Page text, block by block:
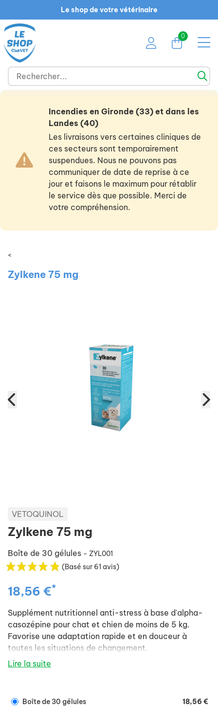
Le shop de votre vétérinaire
0
Incendies en Gironde (33) et dans les
Landes (40)
Les livraisons vers certaines cliniques de
ces secteurs sont temporairement
suspendues. Nous ne pouvons pas
communiquer de date de reprise à ce
jour et faisons le maximum pour rétablir
le service dès que possible. Merci de
votre compréhension.
<
Zylkene 75 mg
VETOQUINOL
Zylkene 75 mg
Boîte de 30 gélules - ZYL001
(Basé sur 61 avis)
18,56 €*
Supplément nutritionnel anti-stress à base d'alpha-
casozépine pour chat et chien de moins de 5 kg.
Favorise une adaptation rapide et en douceur à
toutes les situations de changement.
Lire la suite
Boîte de 30 gélules 18,56 €